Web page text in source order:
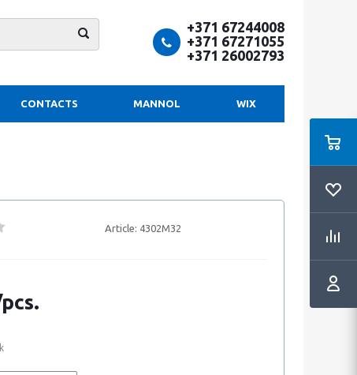
+371 67244008
+371 67271055
+371 26002793
CONTACTS MANNOL WIX
Article: 4302M32